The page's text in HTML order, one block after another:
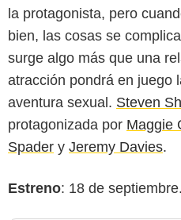
la protagonista, pero
bien, las cosas se
surge algo más que una
atracción pondrá en juego
aventura sexual. Steven
protagonizada por Maggie
Spader y Jeremy Davies.
Estreno: 18 de septiembre.